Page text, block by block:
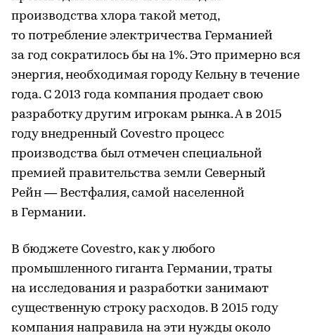
производства хлора такой метод,
то потребление электричества Германией
за год сократилось бы на 1%. Это примерно вся
энергия, необходимая городу Кельну в течение
года. С 2013 года компания продает свою
разработку другим игрокам рынка. А в 2015
году внедренный Covestro процесс
производства был отмечен специальной
премией правительства земли Северный
Рейн — Вестфалия, самой населенной
в Германии.
В бюджете Covestro, как у любого
промышленного гиганта Германии, траты
на исследования и разработки занимают
существенную строку расходов. В 2015 году
компания направила на эти нужды около